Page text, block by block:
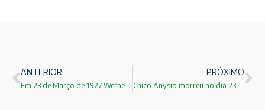
ANTERIOR PRÓXIMO